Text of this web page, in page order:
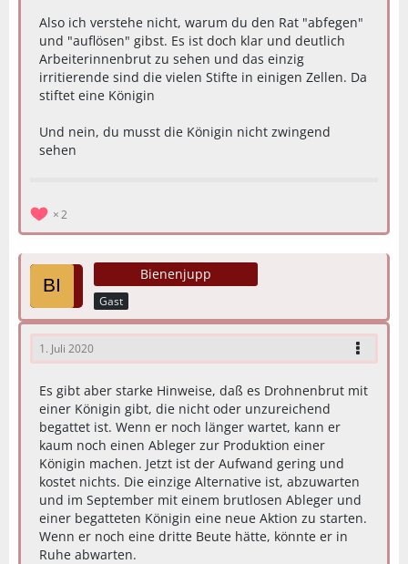
Also ich verstehe nicht, warum du den Rat "abfegen"
und "auflösen" gibst. Es ist doch klar und deutlich
Arbeiterinnenbrut zu sehen und das einzig
irritierende sind die vielen Stifte in einigen Zellen. Da
stiftet eine Königin
Und nein, du musst die Königin nicht zwingend
sehen
2
Bienenjupp
Gast
1. Juli 2020
Es gibt aber starke Hinweise, daß es Drohnenbrut mit
einer Königin gibt, die nicht oder unzureichend
begattet ist. Wenn er noch länger wartet, kann er
kaum noch einen Ableger zur Produktion einer
Königin machen. Jetzt ist der Aufwand gering und
kostet nichts. Die einzige Alternative ist, abzuwarten
und im September mit einem brutlosen Ableger und
einer begatteten Königin eine neue Aktion zu starten.
Wenn er noch eine dritte Beute hätte, könnte er in
Ruhe abwarten.